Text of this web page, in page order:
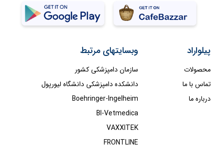
پیلواراد
محصولات
تماس با ما
درباره ما
وبسایتهای مرتبط
سازمان دامپزشکی کشور
دانشکده دامپزشکی دانشگاه لیورپول
Boehringer-Ingelheim
BI-Vetmedica
VAXXITEK
FRONTLINE